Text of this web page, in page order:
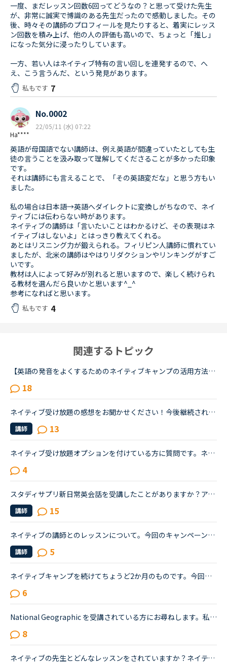
一度、まだレッスン回数6回ってどうなの？と思って受けた先生
が、非常に誠実で博識のある先生だったので感動しました。その
後、時々その講師のプロフィールを見たりすると、着実にレッス
ン回数を積み上げ、他の人の評価も高いので、ちょっと「推し」
になった気分に浸ったりしています。
一方、若い人はネイティブ特有の言い回しを連発するので、へ
え、こう言うんだ、という発見があります。
私もです 7
Ha****
No.0002
22/05/11 (水) 07:22
英語が母国語でない講師は、例え英語が間違っていたとしても生
徒の言うことを汲み取って理解してくださることが多かった印象
です。
それは講師にも言えることで、「その英語変だな」と思う方もい
ました。
私の場合は日本語→英語へダイレクトに変換しがちなので、ネイ
ティブには伝わらない時があります。
ネイティブの講師は「言いたいことはわかるけど、その表現はネ
イティブはしないよ」とはっきり教えてくれる。
あとはリスニング力が鍛えられる。フィリピン人講師に慣れてい
ましたが、北米の講師はやはりリダクションやリンキングがすご
いです。
教材は人によって好みが別れると思いますので、楽しく続けられ
る教材を選んだら良いかと思います^_^
参考になればと思います。
私もです 4
関連するトピック
【英語の発音をよくするためのネイティブキャンプの活用方法について】私は発音をよくしたいと考えています。そのためにネイティブキャンプをいかに活用してそれができるのか悩んおり、皆様のご意見・体験談を教...
18
ネイティブ受け放題の感想をお聞かせください！今後継続されるかどうかとその理由も知りたいです。ネイティブ受け放題良かった、合わなかったなどまたネイティブ講師ならではの良さ、やその反対などみなさまの感...
講師 13
ネイティブ受け放題オプションを付けている方に質問です。ネイティブ受け放題オプションを付けるかどうか迷っています。ネイティブのレッスンが受け放題で9800円プラスするだけなのでかなり破格かと思いますが、...
4
スタディサプリ新日常英会話を受講したことがありますか？アメリカ駐在妻、ネイティブキャンプ歴8ヶ月(駐在歴と同じ)です。実践発音、カランを中心に、いろいろ受講して楽しんでいます。最近、スタサプ新日常英会...
講師 15
ネイティブの講師とのレッスンについて。今回のキャンペーンを利用して、ネイティブの講師とのレッスンを予約したのですが、どの教材でレッスンを受けたらいいか迷っています。普段は、カラン、スピーキング、デ...
講師 5
ネイティブキャンプを続けてちょうど2か月のものです。今回久しぶりにTOEICを受けて前回は615点でしたので、ネイティブキャンプを初めて少しは伸びているを期待していたのですが、590点と下がっておりました。や...
6
National Geographic を受講されている方にお尋ねします。私はNC入会して約1年半、メインで受講しているのはカランメソッドで、ほぼ毎日受講しています。それ以外には不定期で、世界一周旅行、TOEIC600、スタサプ...
8
ネイティブの先生とどんなレッスンをされていますか？ネイティブキャンプ歴約2年6月のスピーキングテストレベル8、5月は5でした。カラン中断期はスピーキング・トピックトークなどをお気に入り先生(100コイン)で...